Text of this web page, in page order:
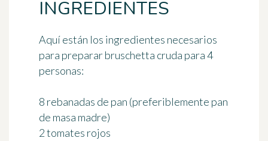
INGREDIENTES
Aquí están los ingredientes necesarios
para preparar bruschetta cruda para 4
personas:
8 rebanadas de pan (preferiblemente pan
de masa madre)
2 tomates rojos